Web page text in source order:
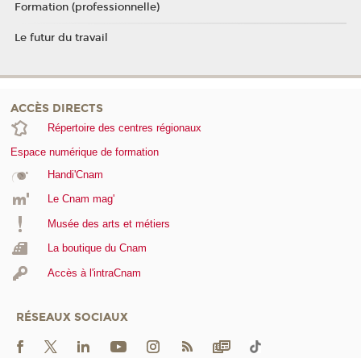
Formation (professionnelle)
Le futur du travail
ACCÈS DIRECTS
Répertoire des centres régionaux
Espace numérique de formation
Handi'Cnam
Le Cnam mag'
Musée des arts et métiers
La boutique du Cnam
Accès à l'intraCnam
RÉSEAUX SOCIAUX